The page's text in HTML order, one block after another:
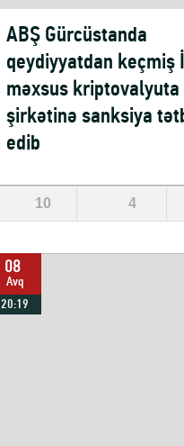
ABŞ Gürcüstanda
qeydiyyatdan keçmiş
məxsus kriptovalyuta
şirkətinə sanksiya
edib
10 4
08
Avq
20:19